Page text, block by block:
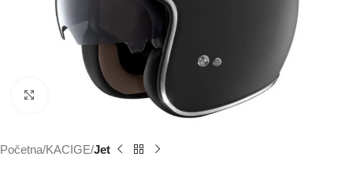
Click to enlarge
Početna KACIGE Jet